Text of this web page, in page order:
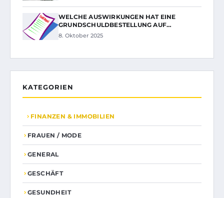
WELCHE AUSWIRKUNGEN HAT EINE
GRUNDSCHULDBESTELLUNG AUF…
8. Oktober 2025
KATEGORIEN
FINANZEN & IMMOBILIEN
FRAUEN / MODE
GENERAL
GESCHÄFT
GESUNDHEIT